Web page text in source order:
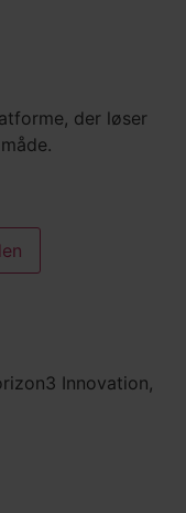
der løser
Innovation,